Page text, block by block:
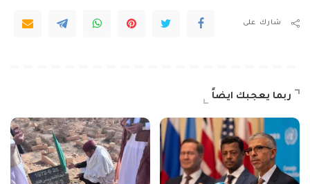
شارك على
ربما يعجبك ايضاً